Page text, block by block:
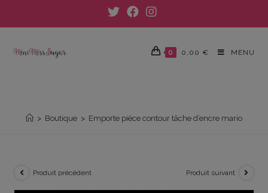
0 0,00 € MENU
> Boutique > Emporte pièce contour tâche d’encre mario
Produit précédent Produit suivant